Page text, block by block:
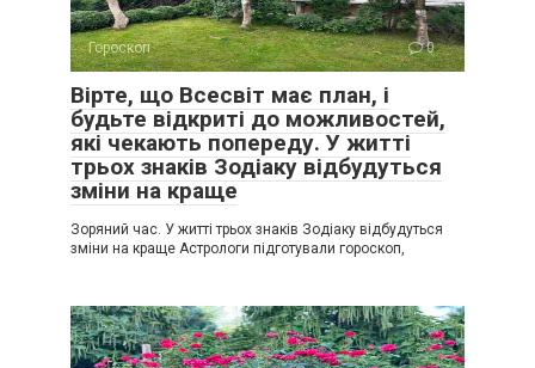
Гороскоп 0
Вірте, що Всесвіт має план, і
будьте відкриті до можливостей,
які чекають попереду. У житті
трьох знаків Зодіаку відбудуться
зміни на краще
Зоряний час. У житті трьох знаків Зодіаку відбудуться
зміни на краще Астрологи підготували гороскоп,